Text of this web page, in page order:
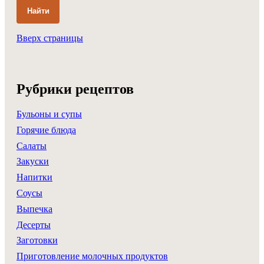
Найти
Вверх страницы
Рубрики рецептов
Бульоны и супы
Горячие блюда
Салаты
Закуски
Напитки
Соусы
Выпечка
Десерты
Заготовки
Приготовление молочных продуктов